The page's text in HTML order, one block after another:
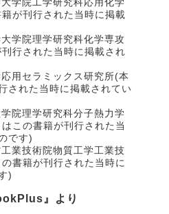
が刊行された当時に掲載
学院理学研究科化学専攻
行された当時に掲載され
用セラミックス研究所(本
された当時に掲載されてい
院理学研究科分子熱力学
この書籍が刊行された当
です)
業技術院物質工学工業技
書籍が刊行された当時に
)
』より